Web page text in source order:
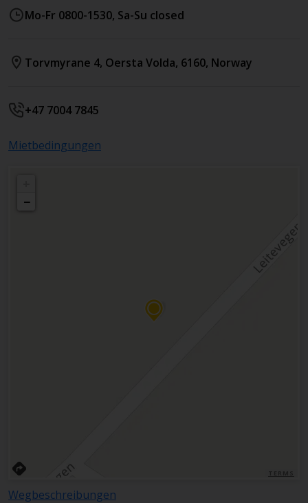
Mo-Fr 0800-1530, Sa-Su closed
Torvmyrane 4, Oersta Volda, 6160, Norway
+47 7004 7845
Mietbedingungen
−
Wegbeschreibungen